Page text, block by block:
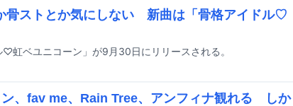
骨ストとか気にしない 新曲は「骨格アイドル♡
虹ベユニコーン」が9月30日にリリースされる。
ン、fav me、Rain Tree、アンフィナ観れる しか